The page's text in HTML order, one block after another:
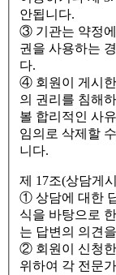
안됩니다.
③ 기관는 약정
권을 사용하는
다.
④ 회원이 게시
의 권리를 침해
볼 합리적인 사
임의로 삭제할
니다.
제 17조(상담게
① 상담에 대한
식을 바탕으로
는 답변의 의견
② 회원이 신청
위하여 각 전문